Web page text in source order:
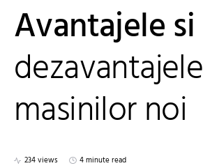
Avantajele si
dezavantajele
masinilor noi
234 views 4 minute read